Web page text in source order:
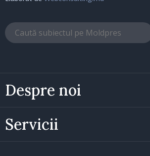
Despre noi
Servicii